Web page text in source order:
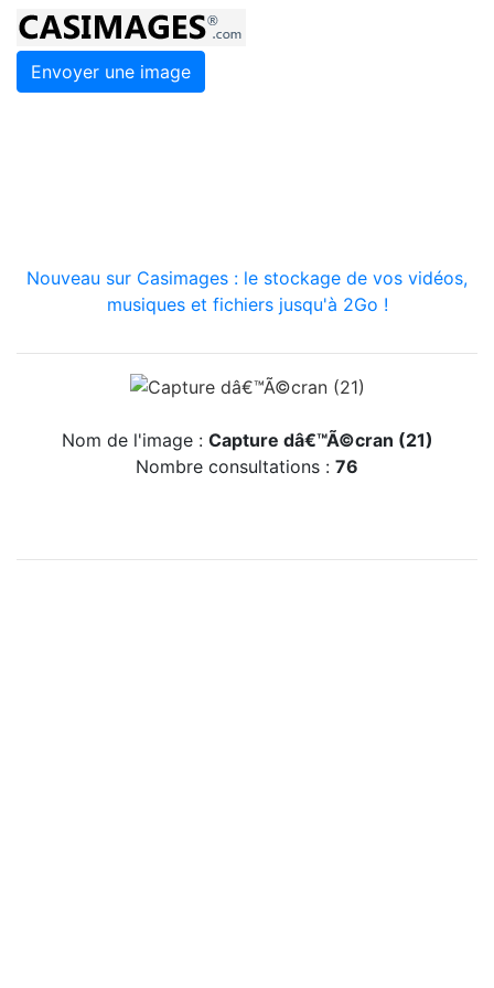
Envoyer une image
Nouveau sur Casimages : le stockage de vos vidéos,
musiques et fichiers jusqu'à 2Go !
Nom de l'image : Capture dâ€™Ã©cran (21)
Nombre consultations : 76